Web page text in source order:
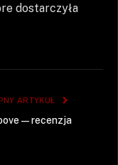
dostarczyła
ARTYKUŁ
— recenzja